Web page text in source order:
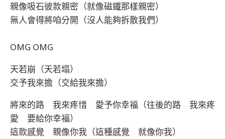
親像吸石彼款親密（就像磁鐵那樣親密）
無人會得將咱分開（沒人能夠拆散我們）
OMG OMG
天若崩（天若塌）
交予我來擔（交給我來擔）
將來的路 我來疼惜 愛予你幸福（往後的路 我來疼
愛 要給你幸福）
這款感覺 親像你我（這種感覺 就像你我）